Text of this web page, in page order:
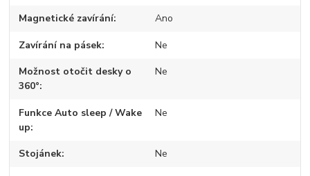
Magnetické zavírání Ano
Zavírání na pásek Ne
Možnost otočit desky o
360°
Ne
Funkce Auto sleep / Wake
up
Ne
Stojánek Ne